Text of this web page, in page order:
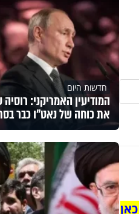
חדשות היום
המודיעין האמריקני:
את כוחה של נאט"ו כבר